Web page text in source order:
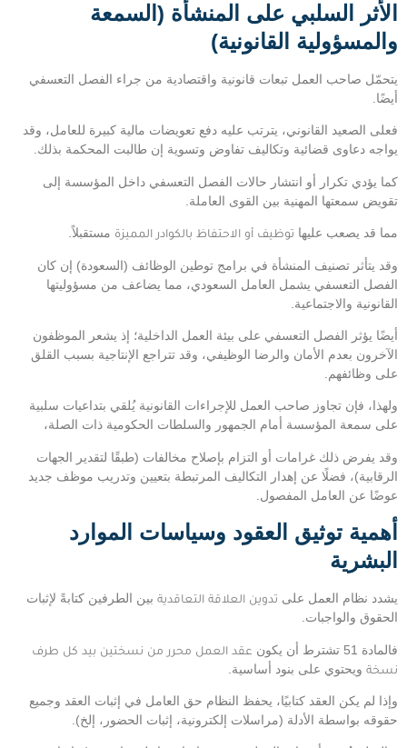
الأثر السلبي على المنشأة (السمعة
والمسؤولية القانونية)
يتحمّل صاحب العمل تبعات قانونية واقتصادية من جراء الفصل التعسفي
أيضًا.
فعلى الصعيد القانوني، يترتب عليه دفع تعويضات مالية كبيرة للعامل، وقد
يواجه دعاوى قضائية وتكاليف تفاوض وتسوية إن طالبت المحكمة بذلك.
كما يؤدي تكرار أو انتشار حالات الفصل التعسفي داخل المؤسسة إلى
تقويض سمعتها المهنية بين القوى العاملة.
مما قد يصعب عليها توظيف أو الاحتفاظ بالكوادر المميزة مستقبلاً.
وقد يتأثر تصنيف المنشأة في برامج توطين الوظائف (السعودة) إن كان
الفصل التعسفي يشمل العامل السعودي، مما يضاعف من مسؤوليتها
القانونية والاجتماعية.
أيضًا يؤثر الفصل التعسفي على بيئة العمل الداخلية؛ إذ يشعر الموظفون
الآخرون بعدم الأمان والرضا الوظيفي، وقد تتراجع الإنتاجية بسبب القلق
على وظائفهم.
ولهذا، فإن تجاوز صاحب العمل للإجراءات القانونية يُلقي بتداعيات سلبية
على سمعة المؤسسة أمام الجمهور والسلطات الحكومية ذات الصلة،
وقد يفرض ذلك غرامات أو التزام بإصلاح مخالفات (طبقًا لتقدير الجهات
الرقابية)، فضلًا عن إهدار التكاليف المرتبطة بتعيين وتدريب موظف جديد
عوضًا عن العامل المفصول.
أهمية توثيق العقود وسياسات الموارد
البشرية
يشدد نظام العمل على تدوين العلاقة التعاقدية بين الطرفين كتابةً لإثبات
الحقوق والواجبات.
فالمادة 51 تشترط أن يكون
عقد العمل محرر من نسختين بيد كل طرف
نسخة ويحتوي على بنود أساسية.
وإذا لم يكن العقد كتابيًا، يحفظ النظام حق العامل في إثبات العقد وجميع
حقوقه بواسطة الأدلة (مراسلات إلكترونية، إثبات الحضور، إلخ).